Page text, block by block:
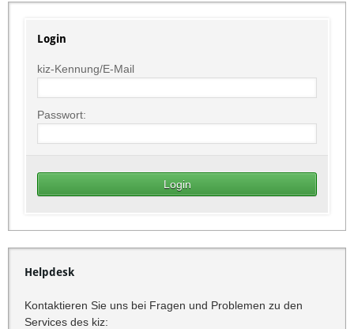
Login
kiz-Kennung/E-Mail
Passwort:
Helpdesk
Kontaktieren Sie uns bei Fragen und Problemen zu den
Services des kiz: